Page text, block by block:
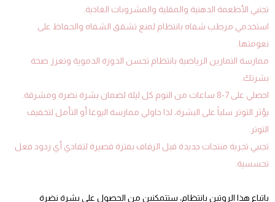
تجنبي الأطعمة الدهنية والمقلية والمشروبات الغاذية.
استخدمي مرطب شفاه بانتظام لمنع تشقق الشفاه والحفاظ على
نعومتها.
ممارسة التمارين الرياضية بانتظام تحسن الدورة الدموية وتعزز صحة
بشرتك.
احصلي على 7-8 ساعات من النوم كل ليلة لضمان بشرة نضرة ومشرقة.
يؤثر التوتر سلباً على البشرة، لذا حاولي ممارسة اليوغا أو التأمل لتخفيف
التوتر.
تجنبي تجربة منتجات جديدة قبل الزفاف بفترة قصيرة لتفادي أي ردود فعل
تحسسية.
باتباع هذا الروتين بانتظام، ستتمكنين من الحصول على بشرة نضرة